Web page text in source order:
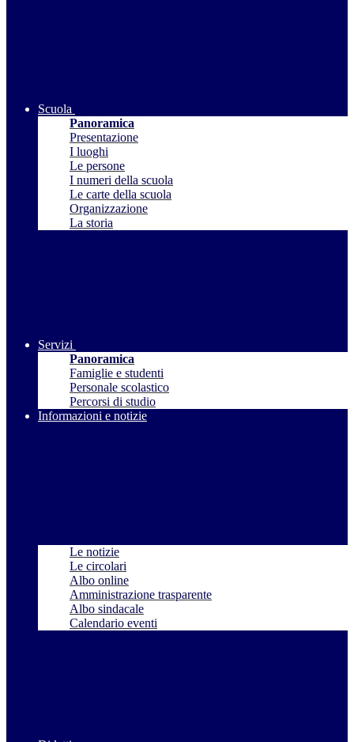
Scuola
Panoramica
Presentazione
I luoghi
Le persone
I numeri della scuola
Le carte della scuola
Organizzazione
La storia
Servizi
Panoramica
Famiglie e studenti
Personale scolastico
Percorsi di studio
Informazioni e notizie
Le notizie
Le circolari
Albo online
Amministrazione trasparente
Albo sindacale
Calendario eventi